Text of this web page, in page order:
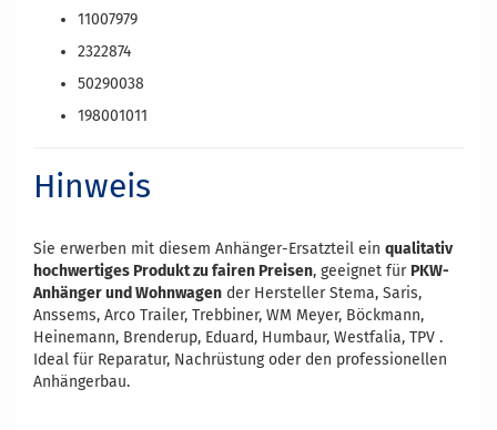
11007979
2322874
50290038
198001011
Hinweis
Sie erwerben mit diesem Anhänger-Ersatzteil ein qualitativ
hochwertiges Produkt zu fairen Preisen, geeignet für PKW-
Anhänger und Wohnwagen der Hersteller Stema, Saris,
Anssems, Arco Trailer, Trebbiner, WM Meyer, Böckmann,
Heinemann, Brenderup, Eduard, Humbaur, Westfalia, TPV .
Ideal für Reparatur, Nachrüstung oder den professionellen
Anhängerbau.